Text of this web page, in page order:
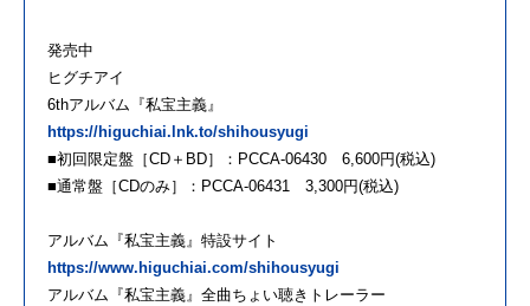
発売中
ヒグチアイ
6thアルバム『私宝主義』
https://higuchiai.lnk.to/shihousyugi
■初回限定盤［CD＋BD］：PCCA-06430 6,600円(税込)
■通常盤［CDのみ］：PCCA-06431 3,300円(税込)
アルバム『私宝主義』特設サイト
https://www.higuchiai.com/shihousyugi
アルバム『私宝主義』全曲ちょい聴きトレーラー